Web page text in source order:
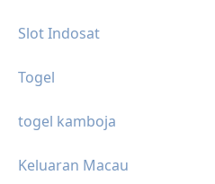
Slot Indosat
Togel
togel kamboja
Keluaran Macau